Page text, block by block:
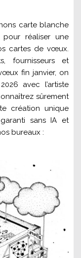
carte blanche
réaliser une
cartes de vœux.
fournisseurs et
fin janvier, on
avec l’artiste
sûrement
création unique
sans IA et
bureaux :